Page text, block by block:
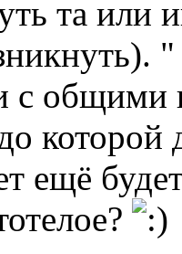
та или
"
с общими
которой
ещё